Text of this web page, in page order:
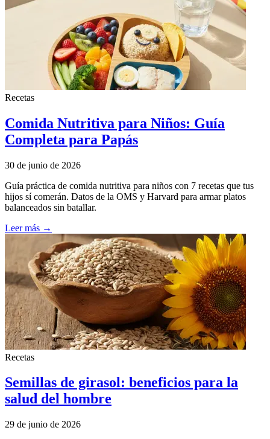
Recetas
Comida Nutritiva para Niños: Guía
Completa para Papás
30 de junio de 2026
Guía práctica de comida nutritiva para niños con 7 recetas que tus
hijos sí comerán. Datos de la OMS y Harvard para armar platos
balanceados sin batallar.
Leer más →
Recetas
Semillas de girasol: beneficios para la
salud del hombre
29 de junio de 2026